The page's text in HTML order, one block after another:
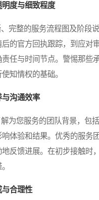
明度与细致程度
整的服务流程图及阶段
的官方回执跟踪，到应对
任与时间节点。警惕那些
知情权的基础。
与沟通效率
您服务的团队背景，包
体验和结果。优秀的服务
反馈进展。在初步接触时
与合理性